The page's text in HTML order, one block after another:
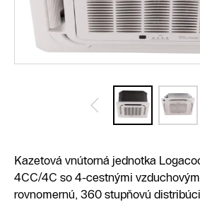
Kazetová vnútorná jednotka
4CC/4C so 4-cestnými
rovnomernú, 360 stupňovú